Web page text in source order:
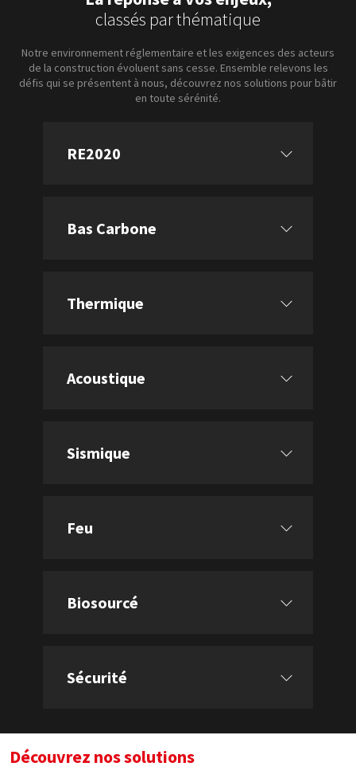
classés par thématique
Notre environnement réglementaire et les exigences des acteurs
de la construction évoluent sans cesse. Ensemble relevons les
défis qui se présentent à nous, découvrez nos solutions pour bâtir
en toute sérénité.
RE2020
Bas Carbone
Thermique
Acoustique
Sismique
Feu
Biosourcé
Sécurité
Découvrez nos solutions